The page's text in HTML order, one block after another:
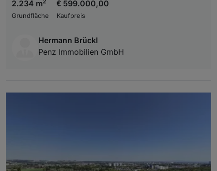
2.234 m
Grundfläche
€ 599.000,00
Kaufpreis
Hermann Brückl
Penz Immobilien GmbH